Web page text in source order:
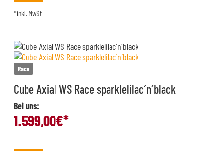
*inkl. MwSt
Race
Cube Axial WS Race sparklelilac´n´black
Bei uns:
1.599,00€*